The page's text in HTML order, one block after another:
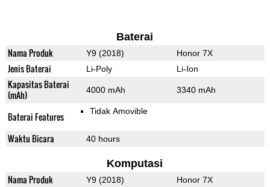
Baterai
Nama Produk Y9 (2018) Honor 7X
Jenis Baterai Li-Poly Li-Ion
Kapasitas Baterai
(mAh)
4000 mAh 3340 mAh
Baterai Features Tidak Amovible
Waktu Bicara 40 hours
Komputasi
Nama Produk Y9 (2018) Honor 7X